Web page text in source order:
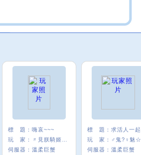
標 題： 嗨哀~~~
玩 家：
伺服器： 溫柔巨蟹
標 題： 求活人一
玩 家：
伺服器： 溫柔巨蟹